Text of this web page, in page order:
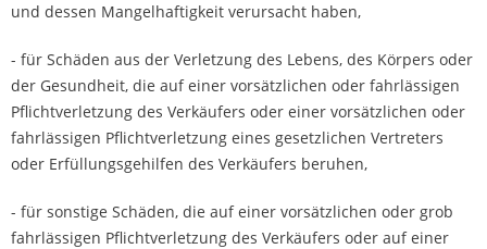
und dessen Mangelhaftigkeit verursacht haben,
- für Schäden aus der Verletzung des Lebens, des Körpers oder
der Gesundheit, die auf einer vorsätzlichen oder fahrlässigen
Pflichtverletzung des Verkäufers oder einer vorsätzlichen oder
fahrlässigen Pflichtverletzung eines gesetzlichen Vertreters
oder Erfüllungsgehilfen des Verkäufers beruhen,
- für sonstige Schäden, die auf einer vorsätzlichen oder grob
fahrlässigen Pflichtverletzung des Verkäufers oder auf einer